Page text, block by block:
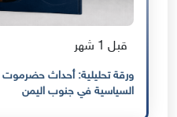
قبل 1 شهر
ورقة تحليلية: أحداث حضرموت
السياسية في جنوب اليمن